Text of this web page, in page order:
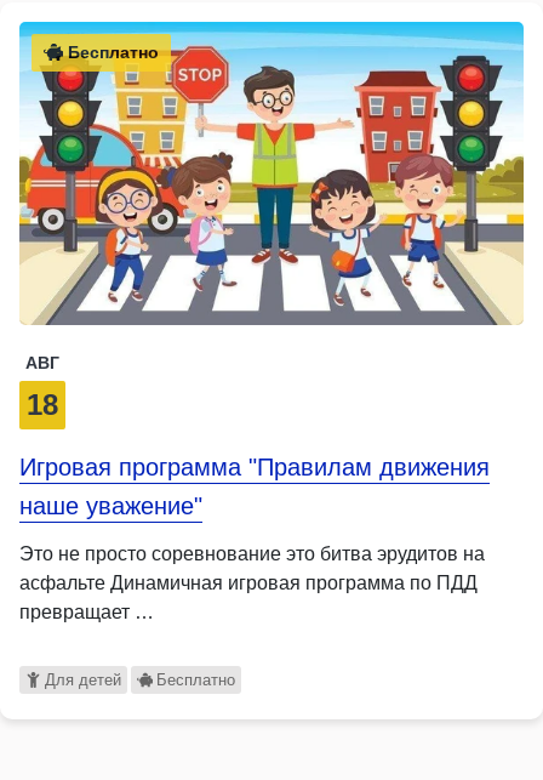
Бесплатно
АВГ
18
Игровая программа "Правилам движения
наше уважение"
Это не просто соревнование это битва эрудитов на
асфальте Динамичная игровая программа по ПДД
превращает …
Для детей Бесплатно